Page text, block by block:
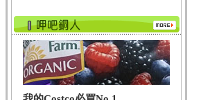
酸、迷迭香酸、植物...
咖啡
咖啡中的咖啡因會刺激
中樞神經系統，特別...
椰子